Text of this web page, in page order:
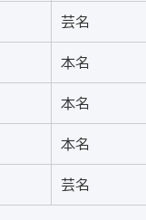
芸名
本名
本名
本名
芸名